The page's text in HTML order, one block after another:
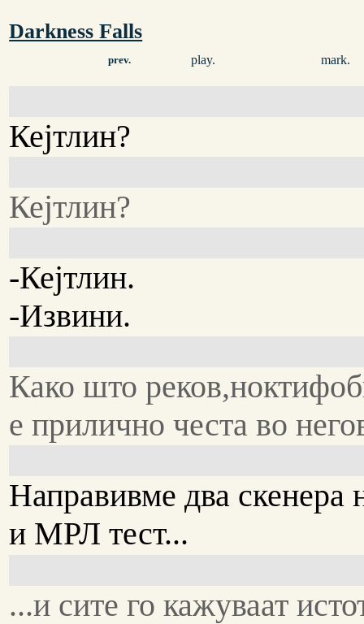
Darkness Falls
prev. play. mark.
Кејтлин?
Кејтлин?
-Кејтлин.
-Извини.
Како што
е прилично честа во
Направивме два скенера
и МРЛ тест...
...и сите го кажуваат